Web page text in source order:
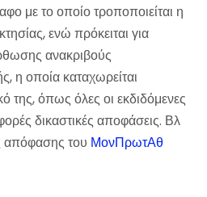
με το οποίο τροποποιείται η
ενώ πρόκειται για
ανακριβούς
η οποία καταχωρείται
της, όπως όλες οι εκδιδόμενες
δικαστικές αποφάσεις. Βλ
απόφασης του ΜονΠρωτΑθ